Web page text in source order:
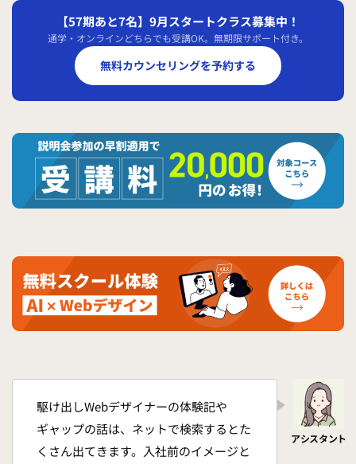
【57期あと7名】9月スタートクラス募集中！
通学・オンラインどちらでも受講OK。無期限サポート付き。
無料カウンセリングを予約する
駆け出しWebデザイナーの体験記や
ギャップの話は、ネットで検索するとた
くさん出てきます。入社前のイメージと